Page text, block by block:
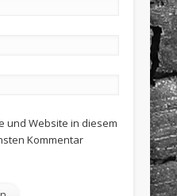
und Website in diesem
Kommentar